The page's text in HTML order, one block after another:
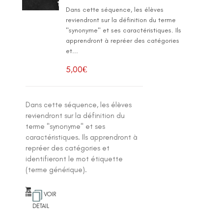
Dans cette séquence, les élèves
reviendront sur la définition du terme
"synonyme" et ses caractéristiques. Ils
apprendront à repréer des catégories
et...
5,00€
Dans cette séquence, les élèves
reviendront sur la définition du
terme "synonyme" et ses
caractéristiques. Ils apprendront à
repréer des catégories et
identifieront le mot étiquette
(terme générique).
VOIR
DETAIL